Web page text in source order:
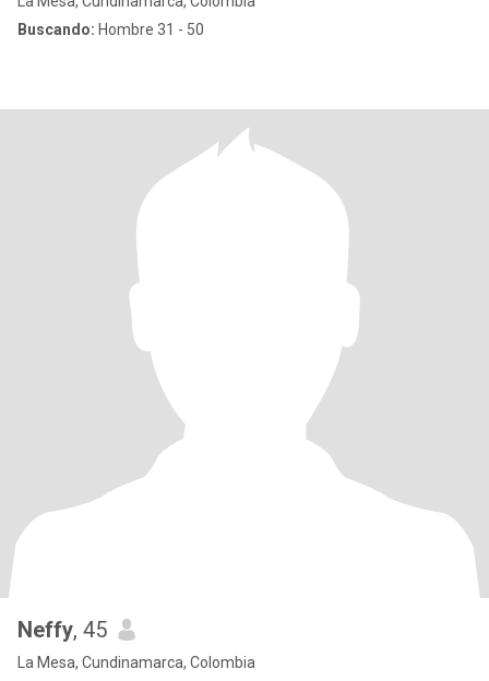
Buscando: Hombre 31 - 50
Neffy, 45
La Mesa, Cundinamarca, Colombia